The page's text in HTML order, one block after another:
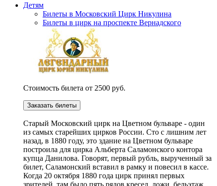
Детям
Билеты в Московский Цирк Никулина
Билеты в цирк на проспекте Вернадского
Стоимость билета от 2500 руб.
Заказать билеты
Cтарый Московский цирк на Цветном бульваре - один
из самых старейших цирков России. Сто с лишним лет
назад, в 1880 году, это здание на Цветном бульваре
построила для цирка Альберта Саламонского контора
купца Данилова. Говорят, первый рубль, вырученный за
билет, Саламонский вставил в рамку и повесил в кассе.
Когда 20 октября 1880 года цирк принял первых